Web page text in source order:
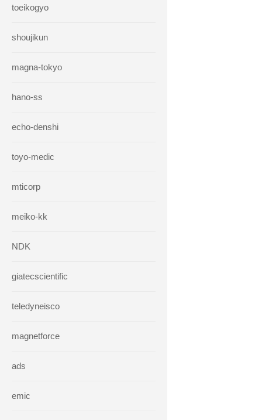
toeikogyo
shoujikun
magna-tokyo
hano-ss
echo-denshi
toyo-medic
mticorp
meiko-kk
NDK
giatecscientific
teledyneisco
magnetforce
ads
emic